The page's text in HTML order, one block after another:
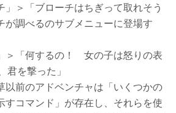
」＞「ブローチはちぎって取れそう
が調べるのサブメニューに登場す
＞「何するの！ 女の子は怒りの表
君を撃った」
以前のアドベンチャは「いくつかの
すコマンド」が存在し、それらを使